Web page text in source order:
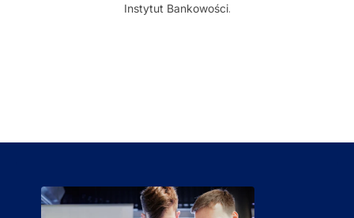
Instytut Bankowości.